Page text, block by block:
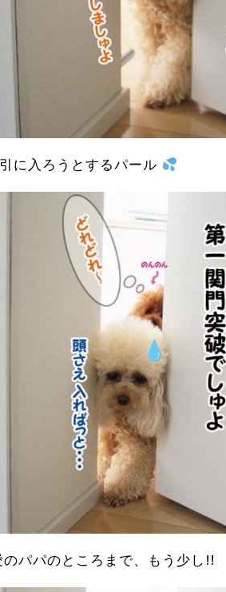
に入ろうとするパール
パパのところまで、もう少し!!